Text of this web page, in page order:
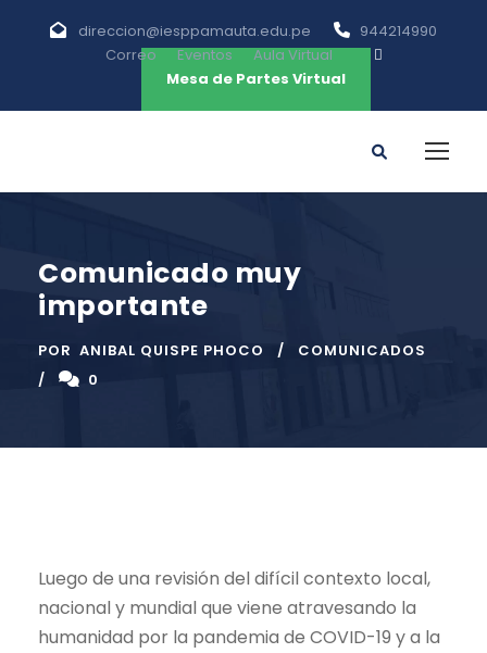
direccion@iesppamauta.edu.pe
944214990
Correo
Eventos
Aula Virtual
Mesa de Partes Virtual
Comunicado muy
importante
POR ANIBAL QUISPE PHOCO
COMUNICADOS
0
Luego de una revisión del difícil contexto local,
nacional y mundial que viene atravesando la
humanidad por la pandemia de COVID-19 y a la